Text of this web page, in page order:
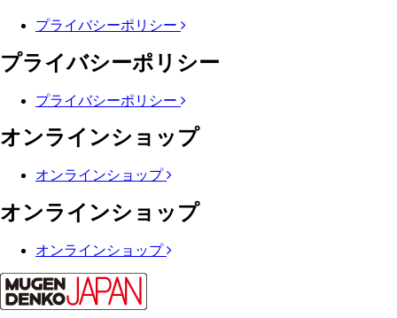
プライバシーポリシー
プライバシーポリシー
プライバシーポリシー
オンラインショップ
オンラインショップ
オンラインショップ
オンラインショップ